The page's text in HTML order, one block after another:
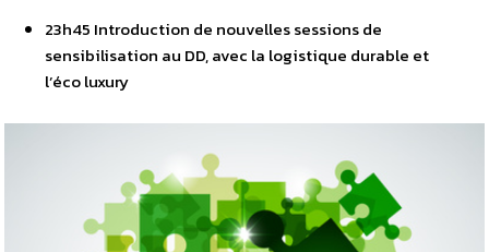
23h45 Introduction de nouvelles sessions de
sensibilisation au DD, avec la logistique durable et
l’éco luxury